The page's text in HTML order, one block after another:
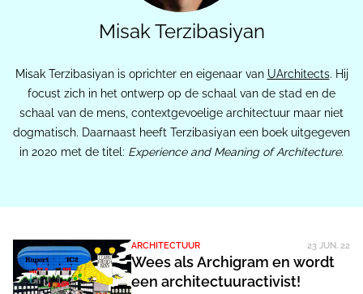
Misak Terzibasiyan
Misak Terzibasiyan is oprichter en eigenaar van UArchitects. Hij
focust zich in het ontwerp op de schaal van de stad en de
schaal van de mens, contextgevoelige architectuur maar niet
dogmatisch. Daarnaast heeft Terzibasiyan een boek uitgegeven
in 2020 met de titel: Experience and Meaning of Architecture.
ARCHITECTUUR 23 JUN. 22
Wees als Archigram en wordt
een architectuuractivist!